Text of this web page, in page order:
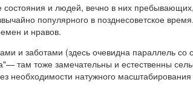
состояния и людей, вечно в них
популярного в позднесоветское
и нравов.
и заботами (здесь очевидна параллель со
там тоже замечательны и естественны
необходимости натужного